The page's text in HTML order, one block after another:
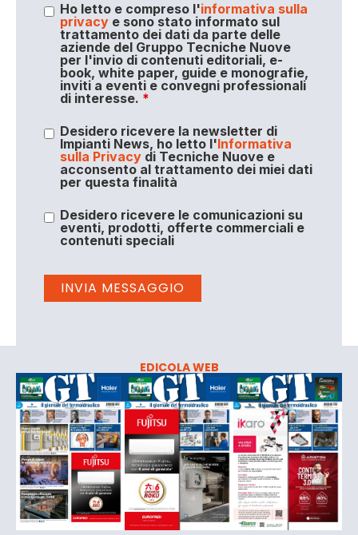
Ho letto e compreso l'informativa sulla
privacye sono stato informato sul
trattamento dei dati da parte delle
aziende del Gruppo Tecniche Nuove
per l'invio di contenuti editoriali, e-
book, white paper, guide e monografie,
inviti a eventi e convegni professionali
di interesse. *
Desidero ricevere la newsletter di
Impianti News, ho letto l'Informativa
sulla Privacydi Tecniche Nuove e
acconsento al trattamento dei miei dati
per questa finalità
Desidero ricevere le comunicazioni su
eventi, prodotti, offerte commerciali e
contenuti speciali
EDICOLA WEB